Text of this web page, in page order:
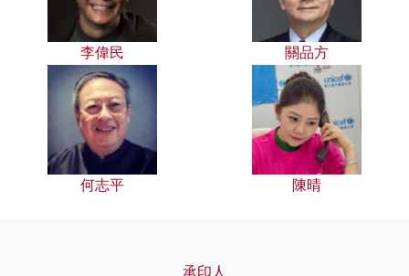
李偉民 關品方
何志平 陳晴
承印人